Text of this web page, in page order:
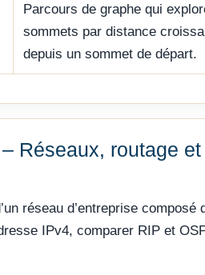
Parcours de graphe qui
sommets par distance
depuis un sommet de départ.
Réseaux, routage
réseau d’entreprise
IPv4, comparer RIP et